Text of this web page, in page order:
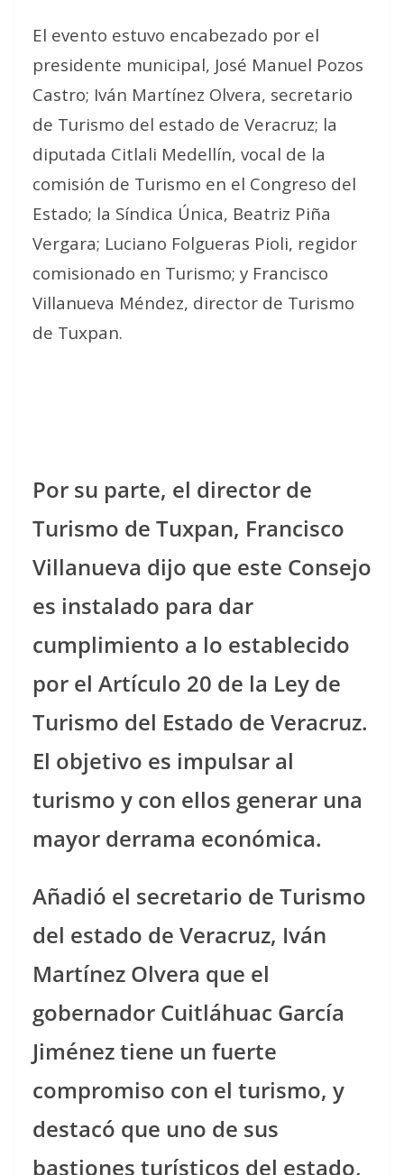
El evento estuvo encabezado por el
presidente municipal, José Manuel Pozos
Castro; Iván Martínez Olvera, secretario
de Turismo del estado de Veracruz; la
diputada Citlali Medellín, vocal de la
comisión de Turismo en el Congreso del
Estado; la Síndica Única, Beatriz Piña
Vergara; Luciano Folgueras Pioli, regidor
comisionado en Turismo; y Francisco
Villanueva Méndez, director de Turismo
de Tuxpan.
Por su parte, el director de
Turismo de Tuxpan, Francisco
Villanueva dijo que este Consejo
es instalado para dar
cumplimiento a lo establecido
por el Artículo 20 de la Ley de
Turismo del Estado de Veracruz.
El objetivo es impulsar al
turismo y con ellos generar una
mayor derrama económica.
Añadió el secretario de Turismo
del estado de Veracruz, Iván
Martínez Olvera que el
gobernador Cuitláhuac García
Jiménez tiene un fuerte
compromiso con el turismo, y
destacó que uno de sus
bastiones turísticos del estado,